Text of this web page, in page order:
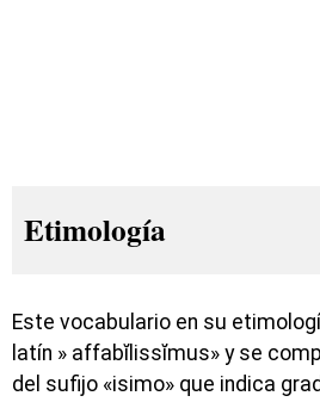
Etimología
Este vocabulario en su
latín » affabĭlissĭmus» y se
del sufijo «isimo» que indica